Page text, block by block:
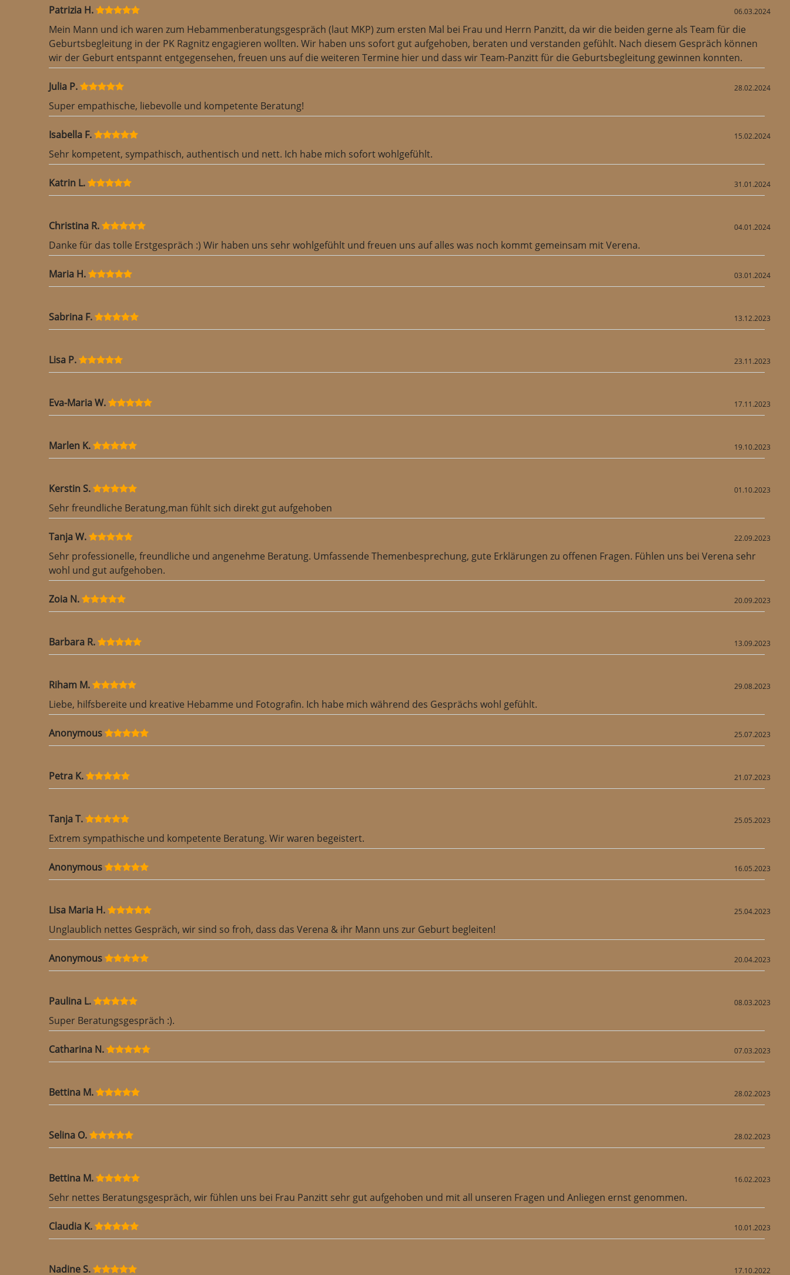
Patrizia H. 06.03.2024
Mein Mann und ich waren zum Hebammenberatungsgespräch (laut MKP) zum ersten Mal bei Frau und Herrn Panzitt, da wir die beiden gerne als Team für die
Geburtsbegleitung in der PK Ragnitz engagieren wollten. Wir haben uns sofort gut aufgehoben, beraten und verstanden gefühlt. Nach diesem Gespräch können
wir der Geburt entspannt entgegensehen, freuen uns auf die weiteren Termine hier und dass wir Team-Panzitt für die Geburtsbegleitung gewinnen konnten.
Julia P. 28.02.2024
Super empathische, liebevolle und kompetente Beratung!
Isabella F. 15.02.2024
Sehr kompetent, sympathisch, authentisch und nett. Ich habe mich sofort wohlgefühlt.
Katrin L. 31.01.2024
Christina R. 04.01.2024
Danke für das tolle Erstgespräch :) Wir haben uns sehr wohlgefühlt und freuen uns auf alles was noch kommt gemeinsam mit Verena.
Maria H. 03.01.2024
Sabrina F. 13.12.2023
Lisa P. 23.11.2023
Eva-Maria W. 17.11.2023
Marlen K. 19.10.2023
Kerstin S. 01.10.2023
Sehr freundliche Beratung,man fühlt sich direkt gut aufgehoben
Tanja W. 22.09.2023
Sehr professionelle, freundliche und angenehme Beratung. Umfassende Themenbesprechung, gute Erklärungen zu offenen Fragen. Fühlen uns bei Verena sehr
wohl und gut aufgehoben.
Zoia N. 20.09.2023
Barbara R. 13.09.2023
Riham M. 29.08.2023
Liebe, hilfsbereite und kreative Hebamme und Fotografin. Ich habe mich während des Gesprächs wohl gefühlt.
Anonymous 25.07.2023
Petra K. 21.07.2023
Tanja T. 25.05.2023
Extrem sympathische und kompetente Beratung. Wir waren begeistert.
Anonymous 16.05.2023
Lisa Maria H. 25.04.2023
Unglaublich nettes Gespräch, wir sind so froh, dass das Verena & ihr Mann uns zur Geburt begleiten!
Anonymous 20.04.2023
Paulina L. 08.03.2023
Super Beratungsgespräch :).
Catharina N. 07.03.2023
Bettina M. 28.02.2023
Selina O. 28.02.2023
Bettina M. 16.02.2023
Sehr nettes Beratungsgespräch, wir fühlen uns bei Frau Panzitt sehr gut aufgehoben und mit all unseren Fragen und Anliegen ernst genommen.
Claudia K. 10.01.2023
Nadine S. 17.10.2022